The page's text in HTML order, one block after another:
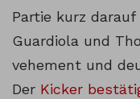
Partie kurz
Guardiola und
vehement und
Der Kicker